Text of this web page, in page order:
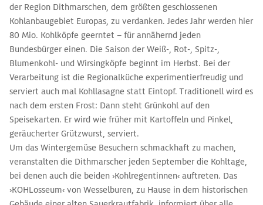
der Region Dithmarschen, dem größten geschlossenen
Kohlanbaugebiet Europas, zu verdanken. Jedes Jahr werden hier
80 Mio. Kohlköpfe geerntet – für annähernd jeden
Bundesbürger einen. Die Saison der Weiß-, Rot-, Spitz-,
Blumenkohl- und Wirsingköpfe beginnt im Herbst. Bei der
Verarbeitung ist die Regionalküche experimentierfreudig und
serviert auch mal Kohllasagne statt Eintopf. Traditionell wird es
nach dem ersten Frost: Dann steht Grünkohl auf den
Speisekarten. Er wird wie früher mit Kartoffeln und Pinkel,
geräucherter Grützwurst, serviert.
Um das Wintergemüse Besuchern schmackhaft zu machen,
veranstalten die Dithmarscher jeden September die Kohltage,
bei denen auch die beiden ›Kohlregentinnen‹ auftreten. Das
›KOHLosseum‹ von Wesselburen, zu Hause in dem historischen